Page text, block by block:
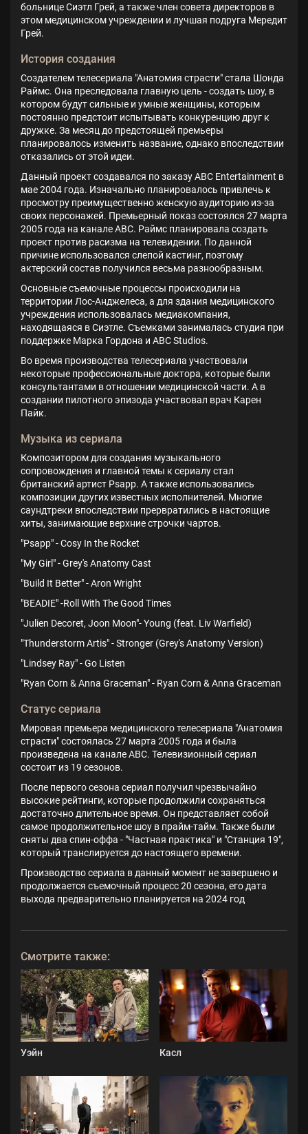
больнице Сиэтл Грей, а также член совета директоров в
этом медицинском учреждении и лучшая подруга Мередит
Грей.
История создания
Создателем телесериала "Анатомия страсти" стала Шонда
Раймс. Она преследовала главную цель - создать шоу, в
котором будут сильные и умные женщины, которым
постоянно предстоит испытывать конкуренцию друг к
дружке. За месяц до предстоящей премьеры
планировалось изменить название, однако впоследствии
отказались от этой идеи.
Данный проект создавался по заказу ABC Entertainment в
мае 2004 года. Изначально планировалось привлечь к
просмотру преимущественно женскую аудиторию из-за
своих персонажей. Премьерный показ состоялся 27 марта
2005 года на канале ABC. Раймс планировала создать
проект против расизма на телевидении. По данной
причине использовался слепой кастинг, поэтому
актерский состав получился весьма разнообразным.
Основные съемочные процессы происходили на
территории Лос-Анджелеса, а для здания медицинского
учреждения использовалась медиакомпания,
находящаяся в Сиэтле. Съемками занималась студия при
поддержке Марка Гордона и ABC Studios.
Во время производства телесериала участвовали
некоторые профессиональные доктора, которые были
консультантами в отношении медицинской части. А в
создании пилотного эпизода участвовал врач Карен
Пайк.
Музыка из сериала
Композитором для создания музыкального
сопровождения и главной темы к сериалу стал
британский артист Psapp. А также использовались
композиции других известных исполнителей. Многие
саундтреки впоследствии прервратились в настоящие
хиты, занимающие верхние строчки чартов.
"Psapp" - Cosy In the Rocket
"My Girl" - Grey's Anatomy Cast
"Build It Better" - Aron Wright
"BEADIE" -Roll With The Good Times
"Julien Decoret, Joon Moon"- Young (feat. Liv Warfield)
"Thunderstorm Artis" - Stronger (Grey's Anatomy Version)
"Lindsey Ray" - Go Listen
"Ryan Corn & Anna Graceman" - Ryan Corn & Anna Graceman
Статус сериала
Мировая премьера медицинского телесериала "Анатомия
страсти" состоялась 27 марта 2005 года и была
произведена на канале ABC. Телевизионный сериал
состоит из 19 сезонов.
После первого сезона сериал получил чрезвычайно
высокие рейтинги, которые продолжили сохраняться
достаточно длительное время. Он представляет собой
самое продолжительное шоу в прайм-тайм. Также были
сняты два спин-оффа - "Частная практика" и "Станция 19",
который транслируется до настоящего времени.
Производство сериала в данный момент не завершено и
продолжается съемочный процесс 20 сезона, его дата
выхода предварительно планируется на 2024 год
Смотрите также:
Уэйн Касл